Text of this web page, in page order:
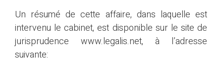
Un résumé de cette affaire, dans laquelle est
intervenu le cabinet, est disponible sur le site de
jurisprudence www.legalis.net, à l’adresse
suivante: